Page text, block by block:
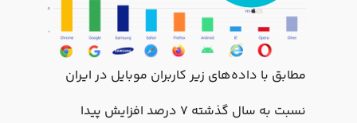
مطابق با داده‌های زیر کاربران موبایل در ایران
نسبت به سال گذشته ۷ درصد افزایش پیدا